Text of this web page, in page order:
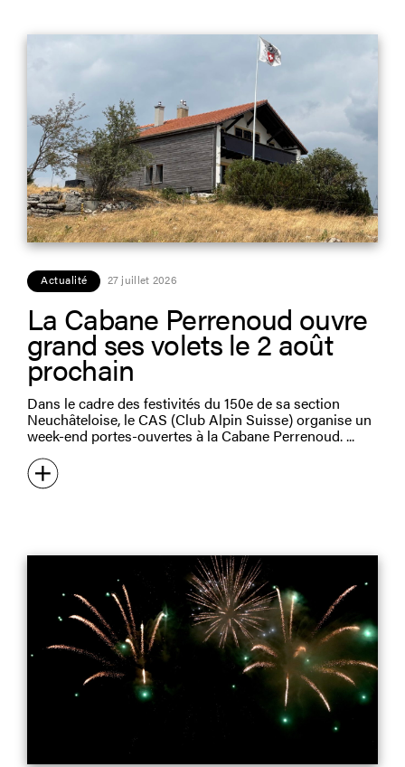
Actualité 27 juillet 2026
La Cabane Perrenoud ouvre
grand ses volets le 2 août
prochain
Dans le cadre des festivités du 150e de sa section
Neuchâteloise, le CAS (Club Alpin Suisse) organise un
week-end portes-ouvertes à la Cabane Perrenoud.